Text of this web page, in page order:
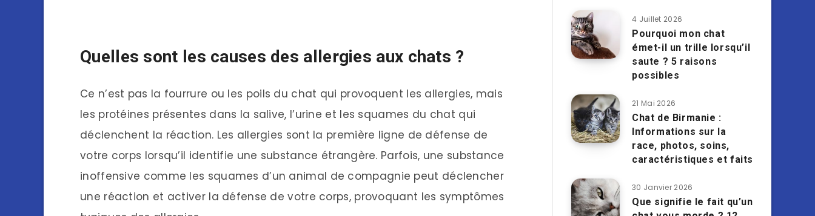
Quelles sont les causes des allergies aux chats ?
Ce n’est pas la fourrure ou les poils du chat qui provoquent les allergies, mais
les protéines présentes dans la salive, l’urine et les squames du chat qui
déclenchent la réaction. Les allergies sont la première ligne de défense de
votre corps lorsqu’il identifie une substance étrangère. Parfois, une substance
inoffensive comme les squames d’un animal de compagnie peut déclencher
une réaction et activer la défense de votre corps, provoquant les symptômes
4 Juillet 2026
Pourquoi mon chat
émet-il un trille lorsqu’il
saute ? 5 raisons
possibles
21 Mai 2026
Chat de Birmanie :
Informations sur la
race, photos, soins,
caractéristiques et faits
30 Janvier 2026
Que signifie le fait qu’un